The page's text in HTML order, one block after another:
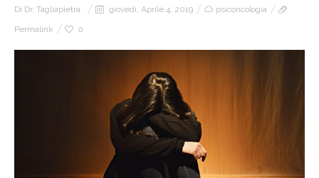
Di Dr. Tagliapietra giovedì, Aprile 4, 2019
psiconcologia
Permalink
0